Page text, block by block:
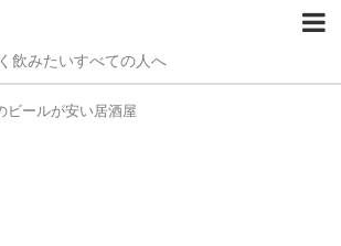
飲みたいすべての人へ
ビールが安い居酒屋